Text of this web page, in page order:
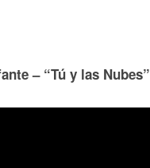
– “Tú y las Nubes”